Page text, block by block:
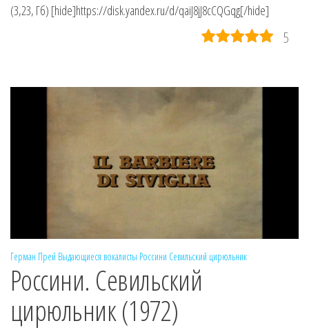
(3,23, Гб) [hide]https://disk.yandex.ru/d/qaiJ8jJ8cCQGqg[/hide]
5
Герман Прей Выдающиеся вокалисты Россини Севильский цирюльник
Россини. Севильский
цирюльник (1972)